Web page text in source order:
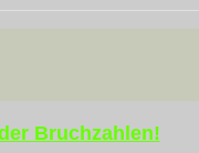
Bruchzahlen!